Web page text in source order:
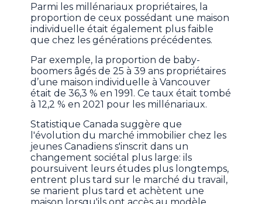
Parmi les millénariaux propriétaires, la
proportion de ceux possédant une maison
individuelle était également plus faible
que chez les générations précédentes.
Par exemple, la proportion de baby-
boomers âgés de 25 à 39 ans propriétaires
d’une maison individuelle à Vancouver
était de 36,3 % en 1991. Ce taux était tombé
à 12,2 % en 2021 pour les millénariaux.
Statistique Canada suggère que
l'évolution du marché immobilier chez les
jeunes Canadiens s'inscrit dans un
changement sociétal plus large: ils
poursuivent leurs études plus longtemps,
entrent plus tard sur le marché du travail,
se marient plus tard et achètent une
maison lorsqu'ils ont accès au modèle